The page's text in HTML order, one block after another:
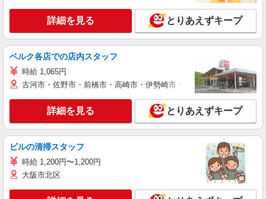
詳細を見る とりあえずキープ
ベルク各店での店内スタッフ
時給 1,065円
古河市・佐野市・前橋市・高崎市・伊勢崎市・太田市・館林市・藤
詳細を見る とりあえずキープ
ビルの清掃スタッフ
時給 1,200円〜1,200円
大阪市北区